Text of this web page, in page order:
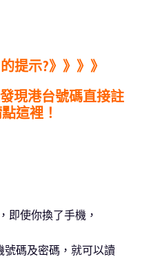
提示?》》》》
現港台號碼直接註
這裡！
即使你換了手機，
號碼及密碼，就可以讀